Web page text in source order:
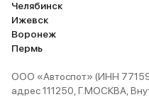
Челябинск
Ижевск
Воронеж
Пермь
ООО «Автоспот» (ИНН
адрес 111250, Г.МОСКВА,